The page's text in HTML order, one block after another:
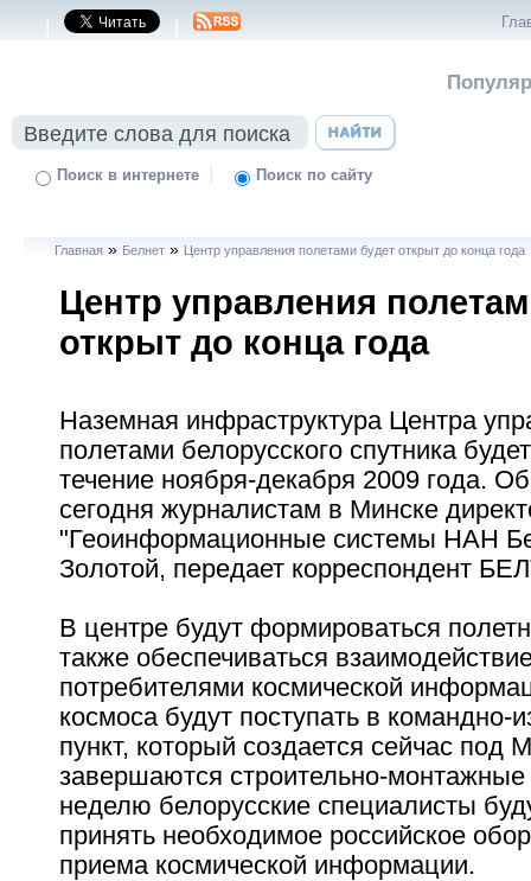
| |
Поиск в интернете | Поиск по сайту
Главная » Белнет » Центр управления полетами будет открыт до конца года
Центр управления
открыт до конца года
Наземная инфраструктура Центра
полетами белорусского спутника
течение ноября-декабря 2009 года.
сегодня журналистам в Минске
"Геоинформационные системы НАН
Золотой, передает корреспондент
В центре будут формироваться
также обеспечиваться
потребителями космической
космоса будут поступать в командно-
пункт, который создается сейчас под
завершаются строительно-
неделю белорусские специалисты
принять необходимое российское
приема космической информации.